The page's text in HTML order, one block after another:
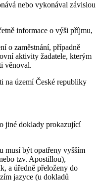
nebo vykonával závislou
informace o výši příjmu,
o zaměstnání, případně
aktivity žadatele, kterým
věnoval.
na území České republiky
jiné doklady prokazující
musí být opatřeny vyšším
tzv. Apostillou),
a úředně přeloženy do
jazyce (u dokladů